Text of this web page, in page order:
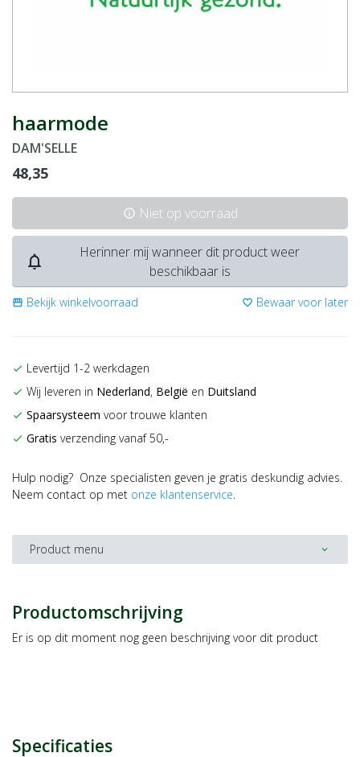
haarmode
DAM'SELLE
48,35
info Niet op voorraad
notifications_none
Herinner mij wanneer dit product weer
beschikbaar is
storefront Bekijk winkelvoorraad favorite_border Bewaar voor later
check Levertijd 1-2 werkdagen
check Wij leveren in Nederland, België en Duitsland
check Spaarsysteem voor trouwe klanten
check Gratis verzending vanaf 50,-
Hulp nodig? Onze specialisten geven je gratis deskundig advies.
Neem contact op met onze klantenservice.
Product menu expand_more
Productomschrijving
Er is op dit moment nog geen beschrijving voor dit product
Specificaties